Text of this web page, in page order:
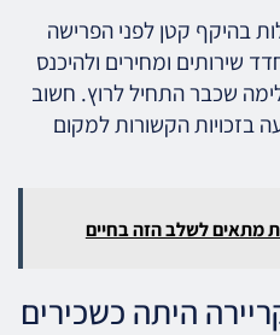
בהיקף קטן לפני הפרישה
שירותים ומחירים ולהיכנס
שכבר התחיל לרוץ. חשוב
בזכויות הקשורות למקום
מתאים לשלב הזה בחיים
היתה כשכירים